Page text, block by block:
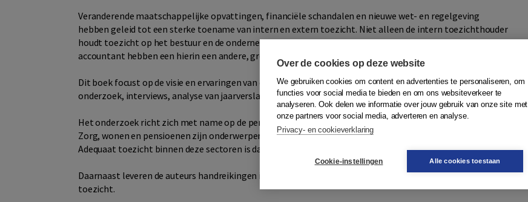
Veranderende maatschappelijke opvattingen, financiële schandalen en nieuwe wet- en regelgeving
hebben geleid tot een sterke toename van intern en extern toezicht. Niet alleen de intern toezichthouder
houdt toezicht op het bestuur en de onderneming. Ook externe toezichthouders en de externe
accountant hebben een hierin een andere, grotere rol gekregen.
Dit boek focust op de visie en ervaringen van deze partijen en is tot stand gekomen na theoretisch
onderzoek, interviews, analyse van jaarverslagen, een online enquête en ronde tafel bijeenkomsten.
Het onderzoek richt zich met name op de pensioensector, de woningcorporatiesector en de zorgsector.
Zorg, wonen en pensioenen zijn onderwerpen waar bijna iedereen mee te maken heeft of gaat krijgen.
Adequaat toezicht binnen deze sectoren is dan ook van vitaal belang voor Nederland.
Daarnaast leveren de auteurs handreikingen in een ‘Plan Do Check Act’-model specifiek voor het intern
toezicht.
Over de cookies op deze website
We gebruiken cookies om content en advertenties te personaliseren, om
functies voor social media te bieden en om ons websiteverkeer te
analyseren. Ook delen we informatie over jouw gebruik van onze site met
onze partners voor social media, adverteren en analyse.
Privacy- en cookieverklaring
Cookie-instellingen Alle cookies toestaan